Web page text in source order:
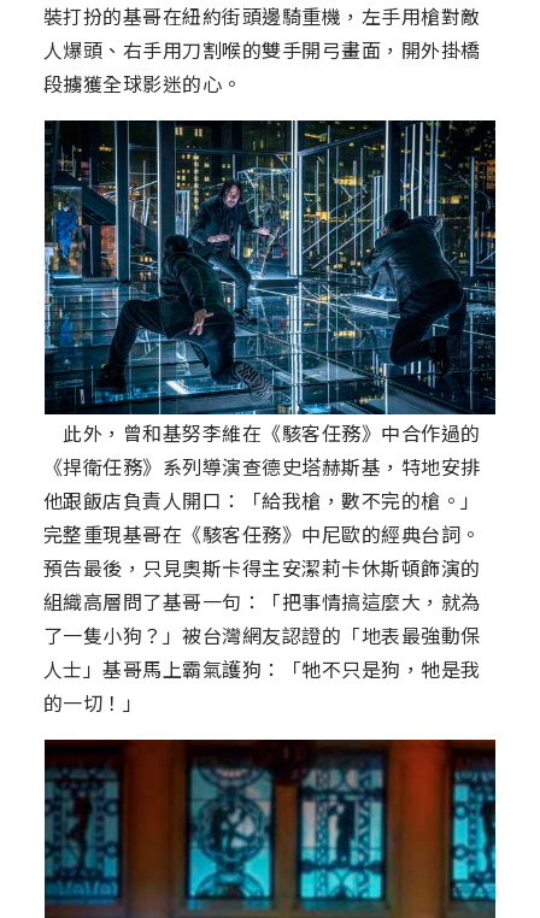
裝打扮的基哥在紐約街頭邊騎重機，左手用槍對敵
人爆頭、右手用刀割喉的雙手開弓畫面，開外掛橋
段擄獲全球影迷的心。
此外，曾和基努李維在《駭客任務》中合作過的
《捍衛任務》系列導演查德史塔赫斯基，特地安排
他跟飯店負責人開口：「給我槍，數不完的槍。」
完整重現基哥在《駭客任務》中尼歐的經典台詞。
預告最後，只見奧斯卡得主安潔莉卡休斯頓飾演的
組織高層問了基哥一句：「把事情搞這麼大，就為
了一隻小狗？」被台灣網友認證的「地表最強動保
人士」基哥馬上霸氣護狗：「牠不只是狗，牠是我
的一切！」